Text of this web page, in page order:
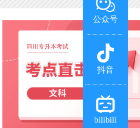
公众号
抖音
bilibili